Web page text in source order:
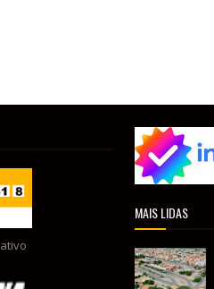
MAIS LIDAS